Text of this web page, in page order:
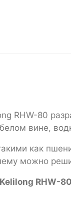
RHW-80
вине,
как
можно
RHW-